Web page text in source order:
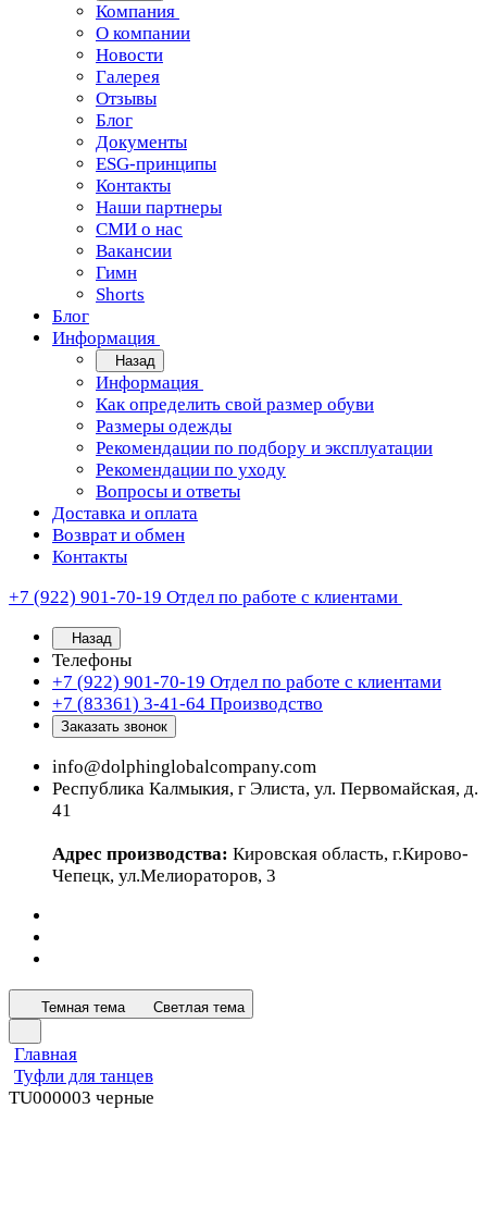
Компания
О компании
Новости
Галерея
Отзывы
Блог
Документы
ESG-принципы
Контакты
Наши партнеры
СМИ о нас
Вакансии
Гимн
Shorts
Блог
Информация
Назад
Информация
Как определить свой размер обуви
Размеры одежды
Рекомендации по подбору и эксплуатации
Рекомендации по уходу
Вопросы и ответы
Доставка и оплата
Возврат и обмен
Контакты
+7 (922) 901-70-19 Отдел по работе с клиентами
Назад
Телефоны
+7 (922) 901-70-19 Отдел по работе с клиентами
+7 (83361) 3-41-64 Производство
Заказать звонок
info@dolphinglobalcompany.com
Республика Калмыкия, г Элиста, ул. Первомайская, д.
41
Адрес производства: Кировская область, г.Кирово-
Чепецк, ул.Мелиораторов, 3
Темная тема Светлая тема
Главная
Туфли для танцев
TU000003 черные